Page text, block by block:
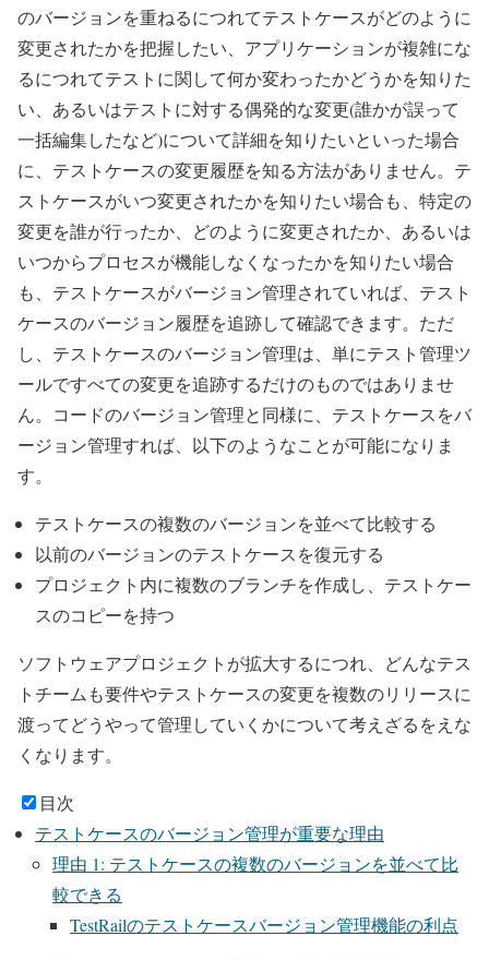
のバージョンを重ねるにつれてテストケースがどのように
変更されたかを把握したい、アプリケーションが複雑にな
るにつれてテストに関して何か変わったかどうかを知りた
い、あるいはテストに対する偶発的な変更(誰かが誤って
一括編集したなど)について詳細を知りたいといった場合
に、テストケースの変更履歴を知る方法がありません。テ
ストケースがいつ変更されたかを知りたい場合も、特定の
変更を誰が行ったか、どのように変更されたか、あるいは
いつからプロセスが機能しなくなったかを知りたい場合
も、テストケースがバージョン管理されていれば、テスト
ケースのバージョン履歴を追跡して確認できます。ただ
し、テストケースのバージョン管理は、単にテスト管理ツ
ールですべての変更を追跡するだけのものではありませ
ん。コードのバージョン管理と同様に、テストケースをバ
ージョン管理すれば、以下のようなことが可能になりま
す。
テストケースの複数のバージョンを並べて比較する
以前のバージョンのテストケースを復元する
プロジェクト内に複数のブランチを作成し、テストケー
スのコピーを持つ
ソフトウェアプロジェクトが拡大するにつれ、どんなテス
トチームも要件やテストケースの変更を複数のリリースに
渡ってどうやって管理していくかについて考えざるをえな
くなります。
目次
テストケースのバージョン管理が重要な理由
理由 1: テストケースの複数のバージョンを並べて比
較できる
TestRailのテストケースバージョン管理機能の利点